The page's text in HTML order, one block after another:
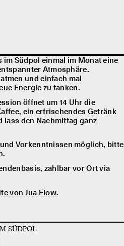
im Südpol einmal im Monat eine
Atmosphäre.
und einfach mal
Energie zu tanken.
öffnet um 14 Uhr die
ein erfrischendes Getränk
lass den Nachmittag ganz
Vorkenntnissen möglich, bitte
zahlbar vor Ort via
von Jua Flow.
SÜDPOL